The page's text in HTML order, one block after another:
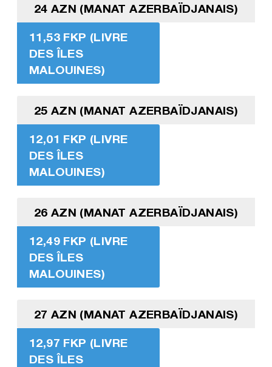
24 AZN (MANAT AZERBAÏDJANAIS)
11,53 FKP (LIVRE
DES ÎLES
MALOUINES)
25 AZN (MANAT AZERBAÏDJANAIS)
12,01 FKP (LIVRE
DES ÎLES
MALOUINES)
26 AZN (MANAT AZERBAÏDJANAIS)
12,49 FKP (LIVRE
DES ÎLES
MALOUINES)
27 AZN (MANAT AZERBAÏDJANAIS)
12,97 FKP (LIVRE
DES ÎLES